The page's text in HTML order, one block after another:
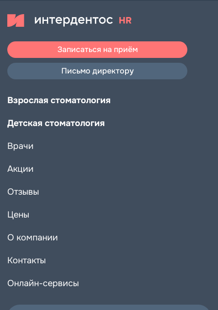
Записаться на приём
Письмо директору
Взрослая стоматология
Детская стоматология
Врачи
Акции
Отзывы
Цены
О компании
Контакты
Онлайн-сервисы
Королёв
Мытищи
Пушкино